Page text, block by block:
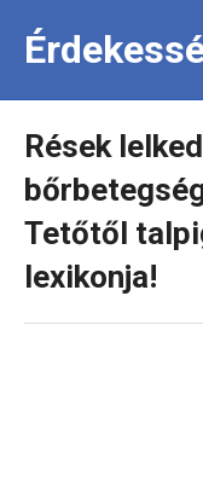
Rések
Tetőtől
lexikonja!